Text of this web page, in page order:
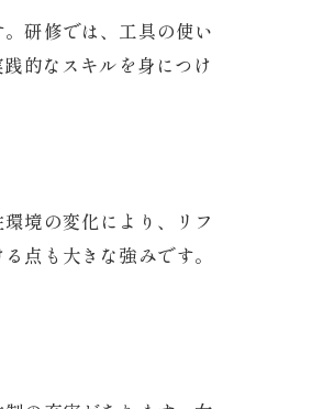
研修では、工具の使い
的なスキルを身につけ
境の変化により、リフ
点も大きな強みです。